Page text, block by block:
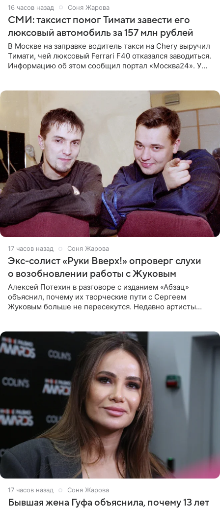
16 часов назад Соня Жарова
СМИ: таксист помог Тимати завести его
люксовый автомобиль за 157 млн рублей
В Москве на заправке водитель такси на Chery выручил
Тимати, чей люксовый Ferrari F40 отказался заводиться.
Информацию об этом сообщил портал «Москва24». У
17 часов назад Соня Жарова
Экс-солист «Руки Вверх!» опроверг слухи
о возобновлении работы с Жуковым
Алексей Потехин в разговоре с изданием «Абзац»
объяснил, почему их творческие пути с Сергеем
Жуковым больше не пересекутся. Недавно артисты
17 часов назад Соня Жарова
Бывшая жена Гуфа объяснила, почему 13 лет